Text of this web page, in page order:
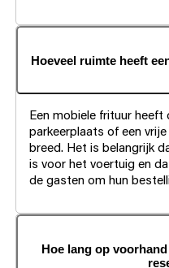
Hoeveel ruimte heeft
Een mobiele frituur heeft
parkeerplaats of een
breed. Het is belangrijk
is voor het voertuig en
de gasten om hun
Hoe lang op